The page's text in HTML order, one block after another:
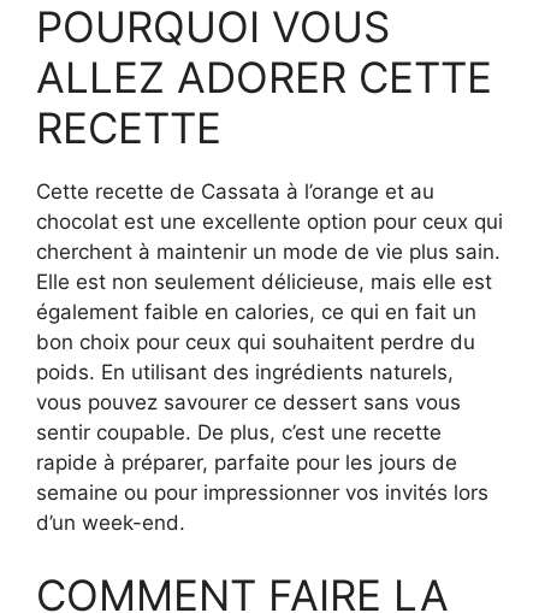
POURQUOI VOUS
ALLEZ ADORER CETTE
RECETTE
Cette recette de Cassata à l’orange et au
chocolat est une excellente option pour ceux qui
cherchent à maintenir un mode de vie plus sain.
Elle est non seulement délicieuse, mais elle est
également faible en calories, ce qui en fait un
bon choix pour ceux qui souhaitent perdre du
poids. En utilisant des ingrédients naturels,
vous pouvez savourer ce dessert sans vous
sentir coupable. De plus, c’est une recette
rapide à préparer, parfaite pour les jours de
semaine ou pour impressionner vos invités lors
d’un week-end.
COMMENT FAIRE LA